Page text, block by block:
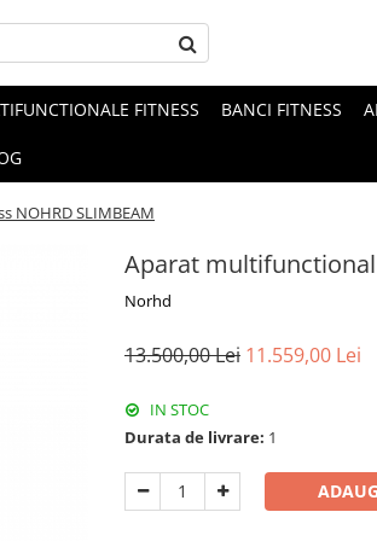
FITNESS BANCI FITNESS
NOHRD SLIMBEAM
Aparat multifunctional
Norhd
13.500,00 Lei 11.559,00 Lei
IN STOC
Durata de livrare: 1